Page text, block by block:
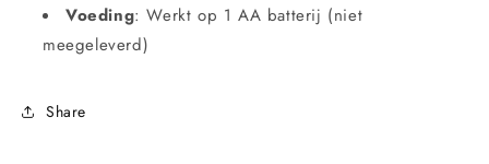
Voeding: Werkt op 1 AA batterij (niet
meegeleverd)
Share